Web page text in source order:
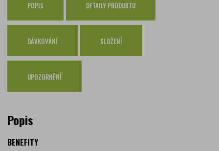
Osobní odběr Kounicova
Česká pošta
zdarma
PPL
GLS
zdarma
POPIS DETAILY PRODUKTU
DÁVKOVÁNÍ SLOŽENÍ
UPOZORNĚNÍ
Popis
BENEFITY